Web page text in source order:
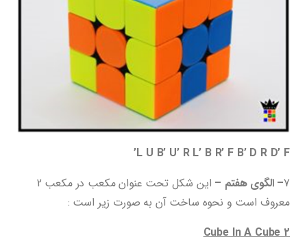
L U B’ U’ R L’ B R’ F B’ D R D’ F’
7– الگوی هفتم –
این شکل تحت عنوان مکعب در مکعب 2
معروف است و نحوه ساخت آن به صورت زیر است :
Cube In A Cube 2